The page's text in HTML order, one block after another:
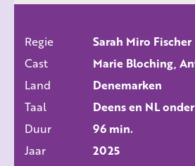
Regie
Sarah Miro Fischer
Cast
Marie Bloching,
Land
Denemarken
Taal
Deens en NL
Duur
96 min.
Jaar
2025